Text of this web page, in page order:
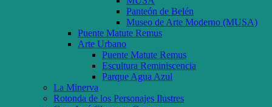
Panteón de Belén
Museo de Arte Moderno (MUSA)
Puente Matute Remus
Arte Urbano
Puente Matute Remus
Escultura Reminiscencia
Parque Agua Azul
La Minerva
Rotonda de los Personajes Ilustres